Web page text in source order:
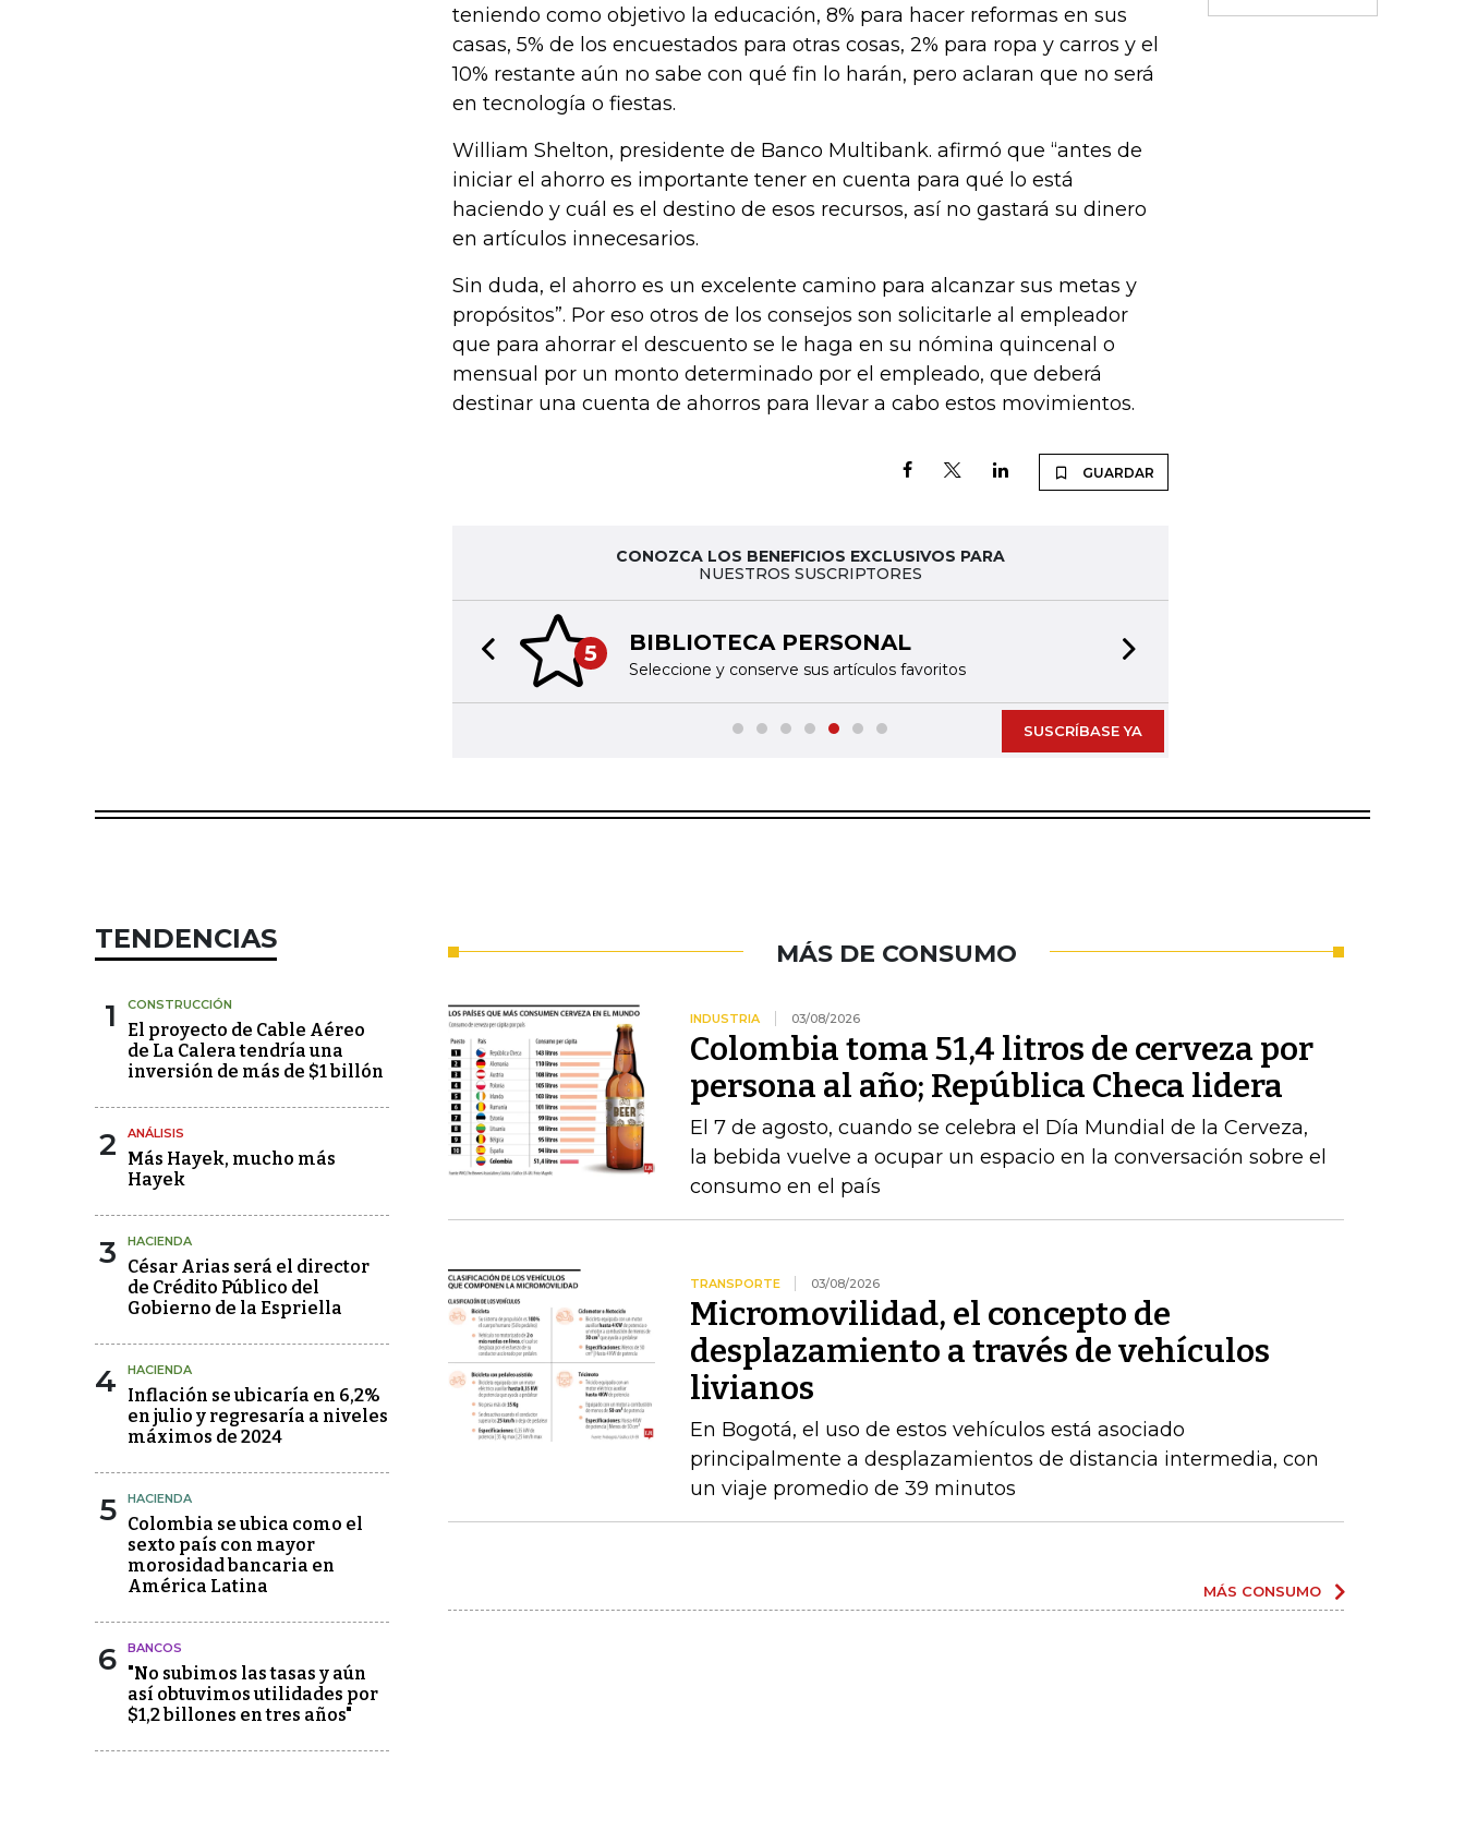
teniendo como objetivo la educación, 8% para hacer reformas en sus
casas, 5% de los encuestados para otras cosas, 2% para ropa y carros y el
10% restante aún no sabe con qué fin lo harán, pero aclaran que no será
en tecnología o fiestas.
William Shelton, presidente de Banco Multibank. afirmó que “antes de
iniciar el ahorro es importante tener en cuenta para qué lo está
haciendo y cuál es el destino de esos recursos, así no gastará su dinero
en artículos innecesarios.
Sin duda, el ahorro es un excelente camino para alcanzar sus metas y
propósitos”. Por eso otros de los consejos son solicitarle al empleador
que para ahorrar el descuento se le haga en su nómina quincenal o
mensual por un monto determinado por el empleado, que deberá
destinar una cuenta de ahorros para llevar a cabo estos movimientos.
GUARDAR
CONOZCA LOS BENEFICIOS EXCLUSIVOS PARA
NUESTROS SUSCRIPTORES
5 BIBLIOTECA PERSONAL
Seleccione y conserve sus artículos favoritos
Previous slide
SUSCRÍBASE YA
TENDENCIAS
1 CONSTRUCCIÓN
El proyecto de Cable Aéreo
de La Calera tendría una
inversión de más de $1 billón
2 ANÁLISIS
Más Hayek, mucho más
Hayek
3 HACIENDA
César Arias será el director
de Crédito Público del
Gobierno de la Espriella
4 HACIENDA
Inflación se ubicaría en 6,2%
en julio y regresaría a niveles
máximos de 2024
5 HACIENDA
Colombia se ubica como el
sexto país con mayor
morosidad bancaria en
América Latina
6 BANCOS
"No subimos las tasas y aún
así obtuvimos utilidades por
$1,2 billones en tres años"
MÁS DE CONSUMO
INDUSTRIA 03/08/2026
Colombia toma 51,4 litros de cerveza por
persona al año; República Checa lidera
El 7 de agosto, cuando se celebra el Día Mundial de la Cerveza,
la bebida vuelve a ocupar un espacio en la conversación sobre el
consumo en el país
TRANSPORTE 03/08/2026
Micromovilidad, el concepto de
desplazamiento a través de vehículos
livianos
En Bogotá, el uso de estos vehículos está asociado
principalmente a desplazamientos de distancia intermedia, con
un viaje promedio de 39 minutos
MÁS CONSUMO